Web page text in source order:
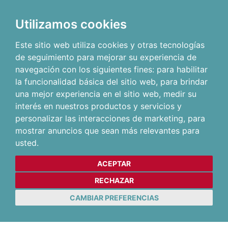
Utilizamos cookies
Este sitio web utiliza cookies y otras tecnologías
de seguimiento para mejorar su experiencia de
navegación con los siguientes fines: para habilitar
la funcionalidad básica del sitio web, para brindar
una mejor experiencia en el sitio web, medir su
interés en nuestros productos y servicios y
personalizar las interacciones de marketing, para
mostrar anuncios que sean más relevantes para
usted.
ACEPTAR
RECHAZAR
CAMBIAR PREFERENCIAS